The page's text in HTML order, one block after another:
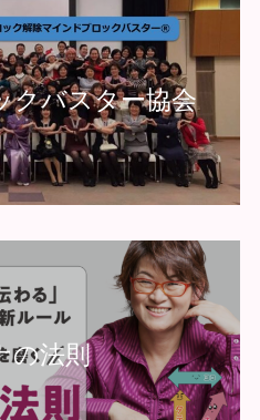
クバスター協会
の法則